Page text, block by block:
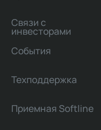
Связи с
инвесторами
События
Техподдержка
Приемная Softline